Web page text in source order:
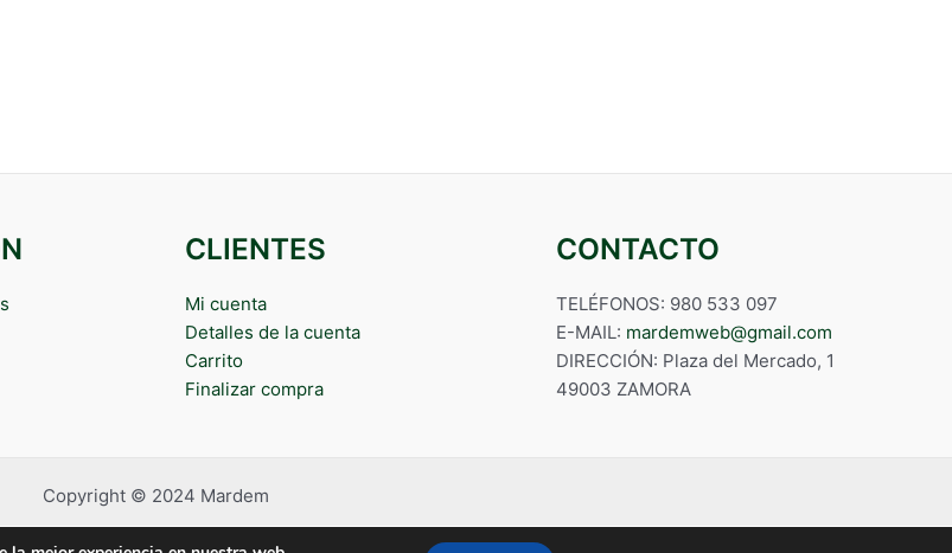
CLIENTES
Mi cuenta
Detalles de la cuenta
Carrito
Finalizar compra
CONTACTO
TELÉFONOS: 980 533 097
E-MAIL: mardemweb@gmail.com
DIRECCIÓN: Plaza del Mercado, 1
49003 ZAMORA
Copyright © 2024 Mardem